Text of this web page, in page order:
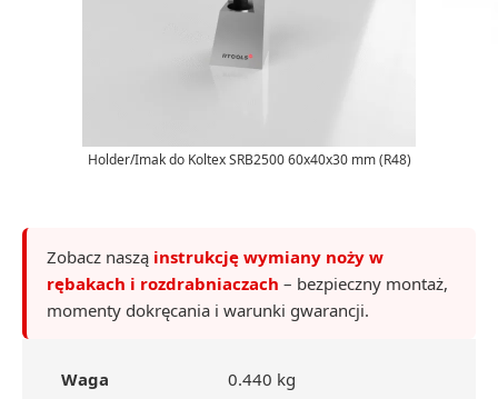
Holder/Imak do Koltex SRB2500 60x40x30 mm (R48)
Zobacz naszą instrukcję wymiany noży w
rębakach i rozdrabniaczach – bezpieczny montaż,
momenty dokręcania i warunki gwarancji.
Waga 0.440 kg